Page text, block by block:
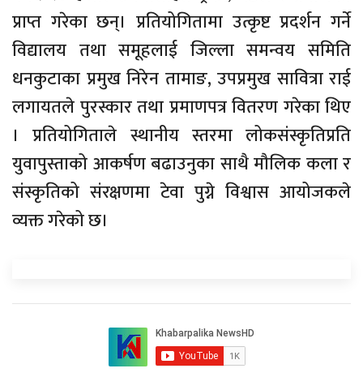
प्राप्त गरेका छन्। प्रतियोगितामा उत्कृष्ट प्रदर्शन गर्ने
विद्यालय तथा समूहलाई जिल्ला समन्वय समिति
धनकुटाका प्रमुख निरेन तामाङ, उपप्रमुख सावित्रा राई
लगायतले पुरस्कार तथा प्रमाणपत्र वितरण गरेका थिए
। प्रतियोगिताले स्थानीय स्तरमा लोकसंस्कृतिप्रति
युवापुस्ताको आकर्षण बढाउनुका साथै मौलिक कला र
संस्कृतिको संरक्षणमा टेवा पुग्ने विश्वास आयोजकले
व्यक्त गरेको छ।